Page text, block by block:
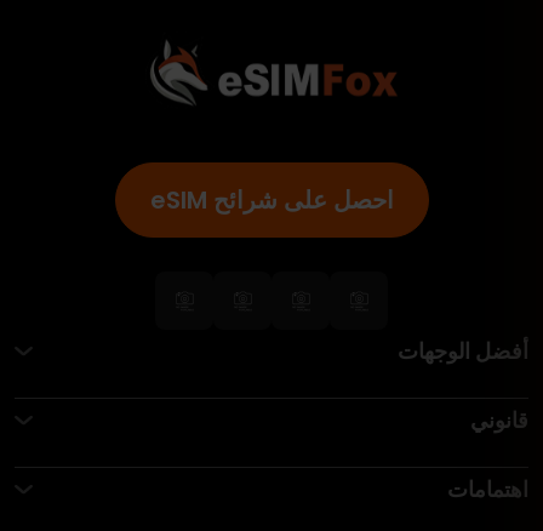
احصل على شرائح eSIM
أفضل الوجهات
قانوني
اهتمامات